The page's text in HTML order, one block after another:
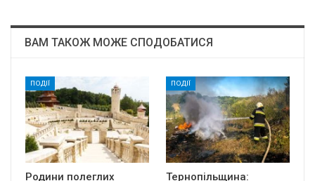
ВАМ ТАКОЖ МОЖЕ СПОДОБАТИСЯ
ПОДІЇ
Родини полеглих
ПОДІЇ
Тернопільщина: